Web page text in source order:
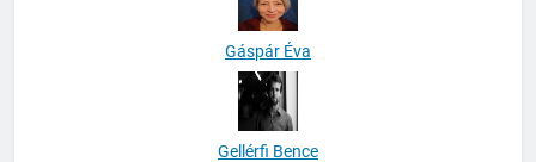
Gáspár Éva
Gellérfi Bence